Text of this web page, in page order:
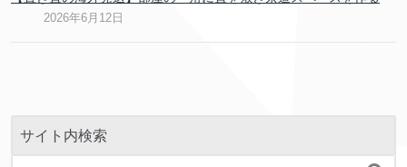
2026年6月12日
サイト内検索